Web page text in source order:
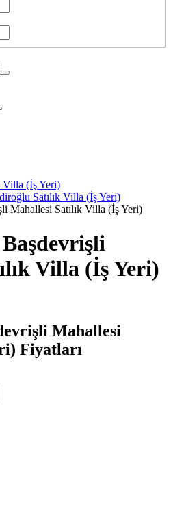
Villa (İş Yeri)
Satılık Villa (İş Yeri)
Mahallesi Satılık Villa (İş Yeri)
Villa (İş Yeri)
Mahallesi
Fiyatları